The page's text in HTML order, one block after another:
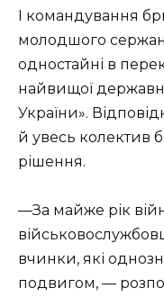
І командування
молодшого
одностайні в
найвищої
України».
й увесь колектив
рішення.
—За майже рік
вчинки, які
подвигом, —